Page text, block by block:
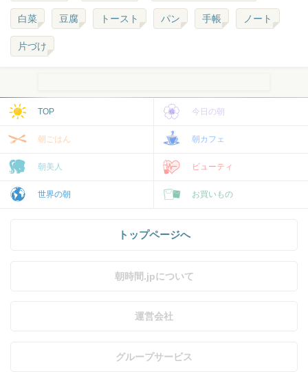
白菜 豆腐 トースト パン 手帳 ノート
片づけ
TOP 今日の朝
朝ごはん 朝カフェ
朝美人 ビューティ
世界の朝 お買いもの
トップページへ
朝時間.jpについて
運営会社
グループサービス